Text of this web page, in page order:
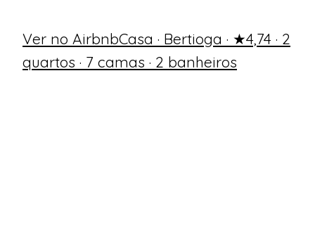
Ver no AirbnbCasa · Bertioga · ★4,74 · 2
quartos · 7 camas · 2 banheiros